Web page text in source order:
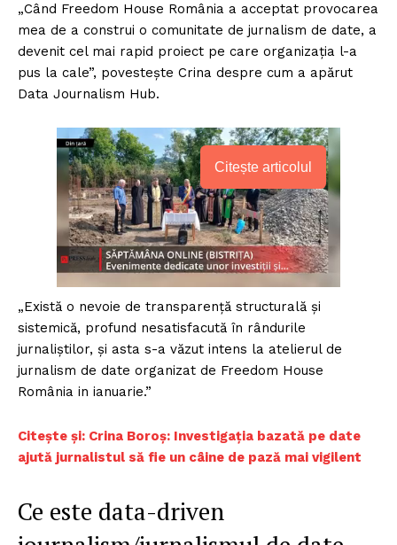
„Când Freedom House România a acceptat provocarea
mea de a construi o comunitate de jurnalism de date, a
devenit cel mai rapid proiect pe care organizația l-a
pus la cale”, povesteşte Crina despre cum a apărut
Data Journalism Hub.
Citește articolul
„Există o nevoie de transparență structurală și
sistemică, profund nesatisfacută în rândurile
jurnaliștilor, și asta s-a văzut intens la atelierul de
jurnalism de date organizat de Freedom House
România in ianuarie.”
Citește și: Crina Boroș: Investigația bazată pe date
ajută jurnalistul să fie un câine de pază mai vigilent
Ce este data-driven